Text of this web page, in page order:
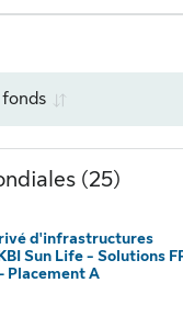
cette colonne
(25)
d'infrastructures
Sun Life - Solutions
Placement A